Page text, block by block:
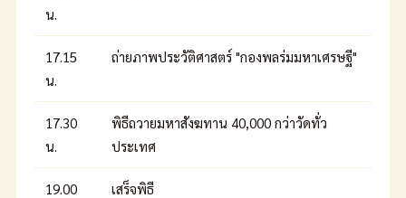
น.
17.15
น.
ถ่ายภาพประวัติศาสตร์ "กองพลร่มมหาเศรษฐี"
17.30
น.
พิธีถวายมหาสังฆทาน 40,000 กว่าวัดทั่ว
ประเทศ
19.00
เสร็จพิธี